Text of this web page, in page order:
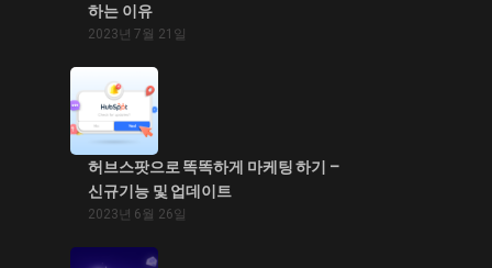
하는 이유
2023년 7월 21일
허브스팟으로 똑똑하게 마케팅 하기 –
신규기능 및 업데이트
2023년 6월 26일